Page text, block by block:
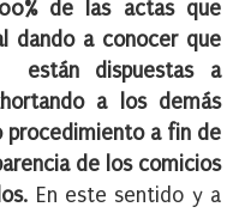
de las actas que
dando a conocer que
están dispuestas a
a los demás
procedimiento a fin de
de los comicios
. En este sentido y a